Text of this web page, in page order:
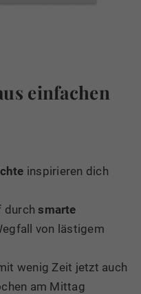
einfachen
inspirieren dich
durchsmarte
von lästigem
wenig Zeit jetzt auch
am Mittag